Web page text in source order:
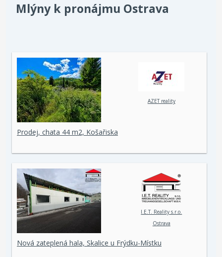
Mlýny k pronájmu Ostrava
AZET reality
Prodej, chata 44 m2, Košařiska
I.E.T. Reality s.r.o.
Ostrava
Nová zateplená hala, Skalice u Frýdku-Místku